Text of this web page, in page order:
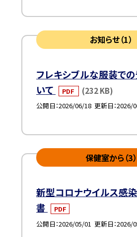
お知らせ（1）
フレキシブルな服装で
いて
PDF (232 KB)
公開日 2026/06/18 更新日 2026/
保健室から（3）
新型コロナウイルス感
書
PDF
公開日 2026/05/01 更新日 2026/